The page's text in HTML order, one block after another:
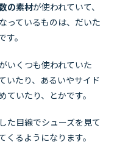
の素材が使われていて、
っているものは、だいた
。
いくつも使われていた
いたり、あるいやサイド
いたり、とかです。
た目線でシューズを見て
くるようになります。